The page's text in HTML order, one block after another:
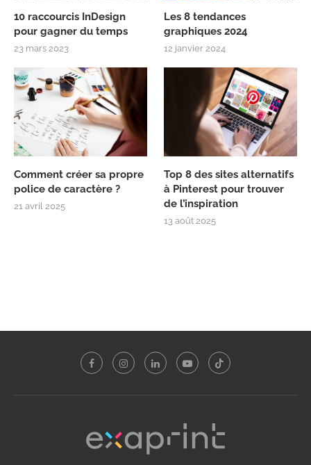
10 raccourcis InDesign
pour gagner du temps
23 mars 2023
Les 8 tendances
graphiques 2024
12 janvier 2024
Comment créer sa propre
police de caractère ?
21 avril 2025
Top 8 des sites alternatifs
à Pinterest pour trouver
de l’inspiration
13 août 2025